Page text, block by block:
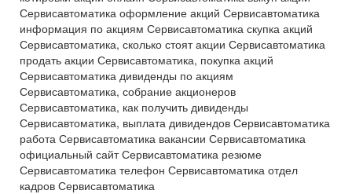
Сервисавтоматика оформление акций Сервисавтоматика
информация по акциям Сервисавтоматика скупка акций
Сервисавтоматика, сколько стоят акции Сервисавтоматика
продать акции Сервисавтоматика, покупка акций
Сервисавтоматика дивиденды по акциям
Сервисавтоматика, собрание акционеров
Сервисавтоматика, как получить дивиденды
Сервисавтоматика, выплата дивидендов Сервисавтоматика
работа Сервисавтоматика вакансии Сервисавтоматика
официальный сайт Сервисавтоматика резюме
Сервисавтоматика телефон Сервисавтоматика отдел
кадров Сервисавтоматика